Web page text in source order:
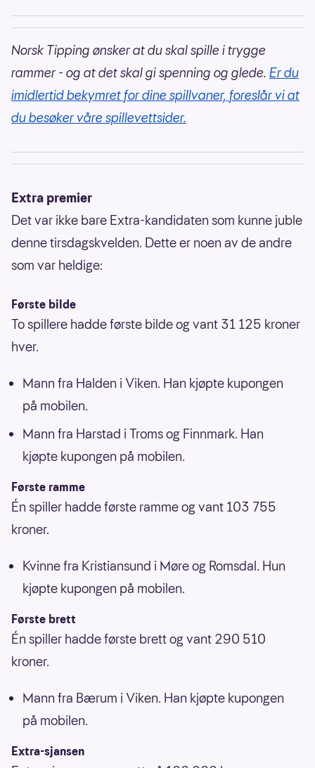
Norsk Tipping ønsker at du skal spille i trygge
rammer - og at det skal gi spenning og glede. Er du
imidlertid bekymret for dine spillvaner, foreslår vi at
du besøker våre spillevettsider.
Extra premier
Det var ikke bare Extra-kandidaten som kunne juble
denne tirsdagskvelden. Dette er noen av de andre
som var heldige:
Første bilde
To spillere hadde første bilde og vant 31 125 kroner
hver.
Mann fra Halden i Viken. Han kjøpte kupongen
på mobilen.
Mann fra Harstad i Troms og Finnmark. Han
kjøpte kupongen på mobilen.
Første ramme
Én spiller hadde første ramme og vant 103 755
kroner.
Kvinne fra Kristiansund i Møre og Romsdal. Hun
kjøpte kupongen på mobilen.
Første brett
Én spiller hadde første brett og vant 290 510
kroner.
Mann fra Bærum i Viken. Han kjøpte kupongen
på mobilen.
Extra-sjansen